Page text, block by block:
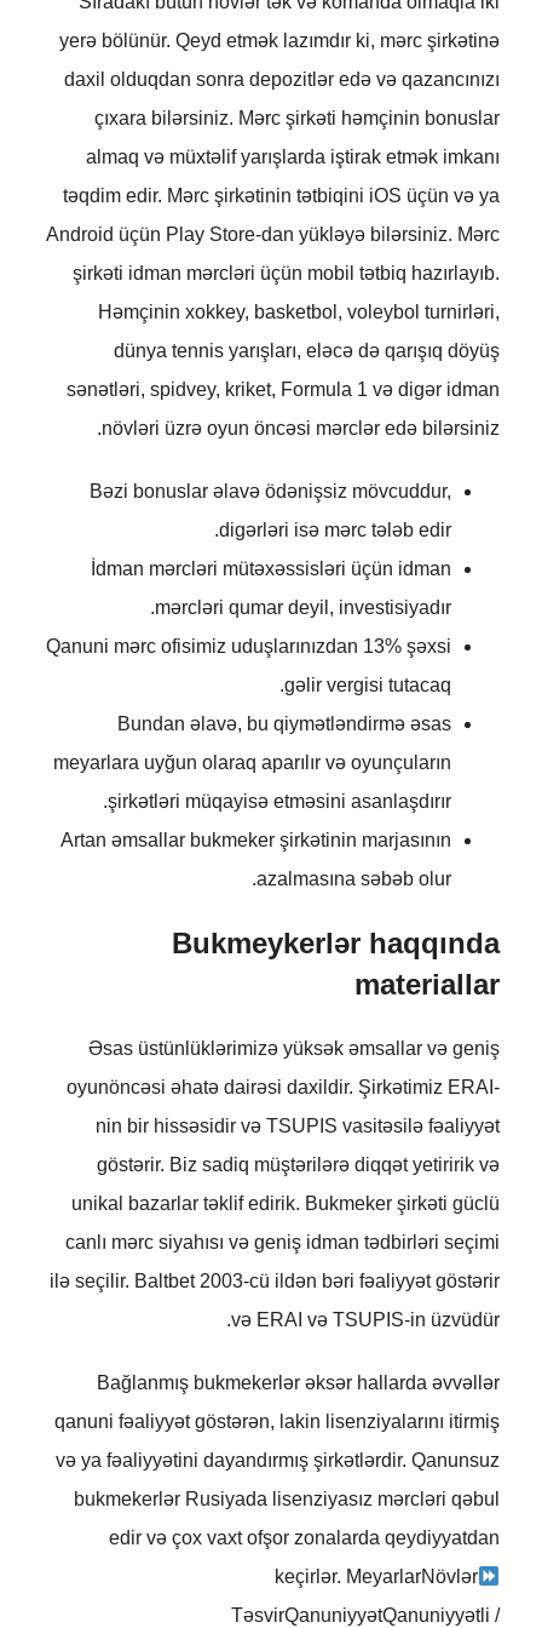
yerə bölünür. Qeyd etmək lazımdır ki, mərc şirkətinə
daxil olduqdan sonra depozitlər edə və qazancınızı
çıxara bilərsiniz. Mərc şirkəti həmçinin bonuslar
almaq və müxtəlif yarışlarda iştirak etmək imkanı
təqdim edir. Mərc şirkətinin tətbiqini iOS üçün və ya
Android üçün Play Store-dan yükləyə bilərsiniz. Mərc
şirkəti idman mərcləri üçün mobil tətbiq hazırlayıb.
Həmçinin xokkey, basketbol, ​​voleybol turnirləri,
dünya tennis yarışları, eləcə də qarışıq döyüş
sənətləri, spidvey, kriket, Formula 1 və digər idman
növləri üzrə oyun öncəsi mərclər edə bilərsiniz.
Bəzi bonuslar əlavə ödənişsiz mövcuddur,
digərləri isə mərc tələb edir.
İdman mərcləri mütəxəssisləri üçün idman
mərcləri qumar deyil, investisiyadır.
Qanuni mərc ofisimiz uduşlarınızdan 13% şəxsi
gəlir vergisi tutacaq.
Bundan əlavə, bu qiymətləndirmə əsas
meyarlara uyğun olaraq aparılır və oyunçuların
şirkətləri müqayisə etməsini asanlaşdırır.
Artan əmsallar bukmeker şirkətinin marjasının
azalmasına səbəb olur.
Bukmeykerlər haqqında
materiallar
Əsas üstünlüklərimizə yüksək əmsallar və geniş
oyunöncəsi əhatə dairəsi daxildir. Şirkətimiz ERAI-
nin bir hissəsidir və TSUPIS vasitəsilə fəaliyyət
göstərir. Biz sadiq müştərilərə diqqət yetiririk və
unikal bazarlar təklif edirik. Bukmeker şirkəti güclü
canlı mərc siyahısı və geniş idman tədbirləri seçimi
ilə seçilir. Baltbet 2003-cü ildən bəri fəaliyyət göstərir
və ERAI və TSUPIS-in üzvüdür.
Bağlanmış bukmekerlər əksər hallarda əvvəllər
qanuni fəaliyyət göstərən, lakin lisenziyalarını itirmiş
və ya fəaliyyətini dayandırmış şirkətlərdir. Qanunsuz
bukmekerlər Rusiyada lisenziyasız mərcləri qəbul
edir və çox vaxt ofşor zonalarda qeydiyyatdan
keçirlər. MeyarlarNövlər
TəsvirQanuniyyətQanuniyyətli /